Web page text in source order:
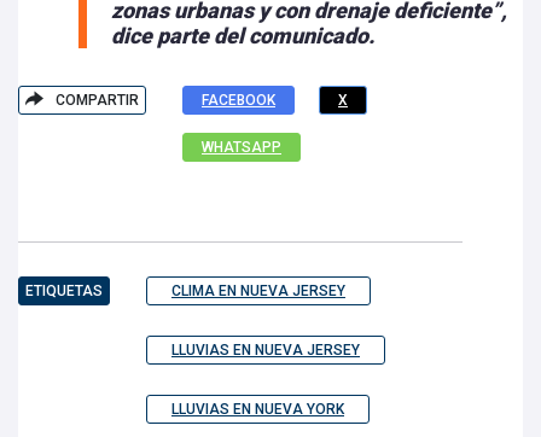
zonas urbanas y con drenaje deficiente”,
dice parte del comunicado.
COMPARTIR FACEBOOK X
WHATSAPP
ETIQUETAS CLIMA EN NUEVA JERSEY
LLUVIAS EN NUEVA JERSEY
LLUVIAS EN NUEVA YORK